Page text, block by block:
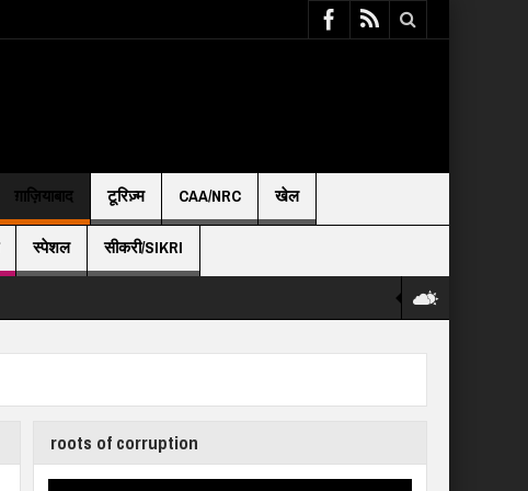
ग़ाज़ियाबाद टूरिज़्म CAA/NRC खेल
स्पेशल सीकरी/SIKRI
roots of corruption